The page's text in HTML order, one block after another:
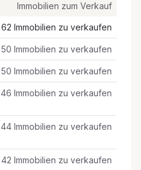
Immobilien zum Verkauf
62 Immobilien zu verkaufen
50 Immobilien zu verkaufen
50 Immobilien zu verkaufen
46 Immobilien zu verkaufen
44 Immobilien zu verkaufen
42 Immobilien zu verkaufen